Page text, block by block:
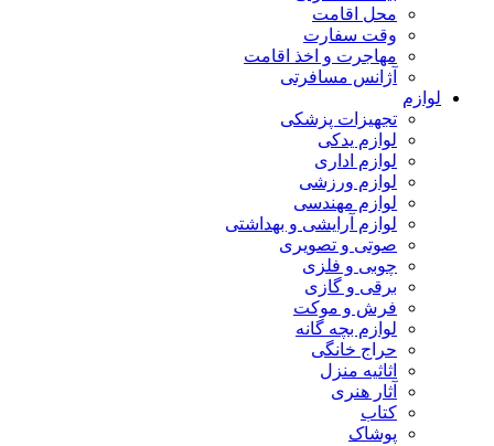
محل اقامت
وقت سفارت
مهاجرت و اخذ اقامت
آژانس مسافرتی
لوازم
تجهیزات پزشکی
لوازم یدکی
لوازم اداری
لوازم ورزشی
لوازم مهندسی
لوازم آرایشی و بهداشتی
صوتی و تصویری
چوبی و فلزی
برقی و گازی
فرش و موکت
لوازم بچه گانه
حراج خانگی
اثاثیه منزل
آثار هنری
کتاب
پوشاک